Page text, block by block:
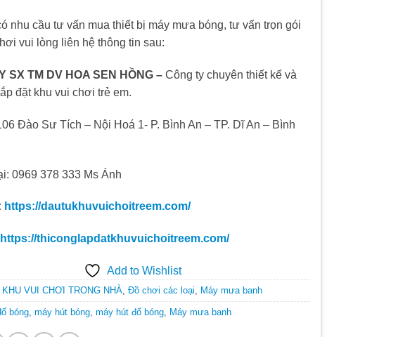
nhu cầu tư vấn mua thiết bị máy mưa bóng, tư vấn trọn gói
vui lòng liên hệ thông tin sau:
SX TM DV HOA SEN HỒNG – Công ty chuyên thiết kế và
đặt khu vui chơi trẻ em.
Đào Sư Tích – Nội Hoá 1- P. Bình An – TP. Dĩ An – Bình
0969 378 333 Ms Ánh
https://dautukhuvuichoitreem.com/
https://thiconglapdatkhuvuichoitreem.com/
Add to Wishlist
KHU VUI CHƠI TRONG NHÀ Đồ chơi các loại Máy mưa banh
bóng máy hút bóng máy hút đổ bóng Máy mưa banh